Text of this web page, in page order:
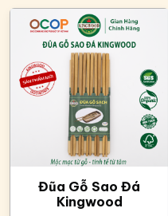
Đũa Gỗ Sao Đá
Kingwood